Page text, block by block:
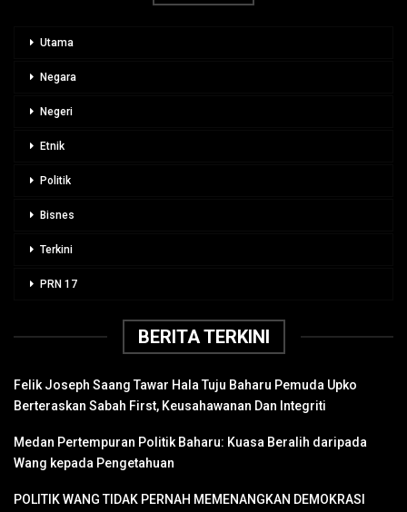
Utama
Negara
Negeri
Etnik
Politik
Bisnes
Terkini
PRN 17
BERITA TERKINI
Felik Joseph Saang Tawar Hala Tuju Baharu Pemuda Upko
Berteraskan Sabah First, Keusahawanan Dan Integriti
Medan Pertempuran Politik Baharu: Kuasa Beralih daripada
Wang kepada Pengetahuan
POLITIK WANG TIDAK PERNAH MEMENANGKAN DEMOKRASI